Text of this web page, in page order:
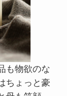
も物欲のな
ちょっと豪